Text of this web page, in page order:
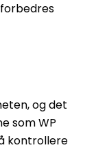
og det
som WP
kontrollere